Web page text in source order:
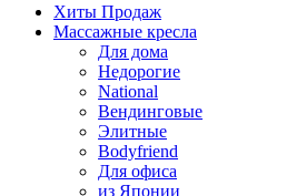
Хиты Продаж
Массажные кресла
Для дома
Недорогие
National
Вендинговые
Элитные
Bodyfriend
Для офиса
из Японии